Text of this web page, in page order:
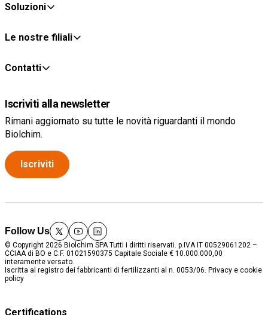
Soluzioni
Le nostre filiali
Contatti
Iscriviti alla newsletter
Rimani aggiornato su tutte le novità riguardanti il mondo
Biolchim.
Iscriviti
Follow Us
twitteryoutube
linkedin
© Copyright 2026 Biolchim SPA Tutti i diritti riservati. p.IVA IT 00529061202 –
CCIAA di BO e C.F. 01021590375 Capitale Sociale € 10.000.000,00
interamente versato.
Iscritta al registro dei fabbricanti di fertilizzanti al n. 0053/06. Privacy e cookie
policy
Certifications